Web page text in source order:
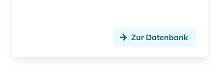
Zur Datenbank